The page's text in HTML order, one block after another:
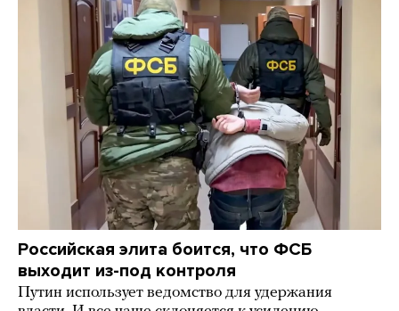
Российская элита боится, что ФСБ
выходит из-под контроля
Путин использует ведомство для удержания